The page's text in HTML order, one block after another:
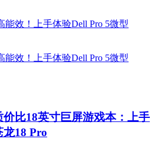
比18英寸巨屏游戏本：上手
18 Pro